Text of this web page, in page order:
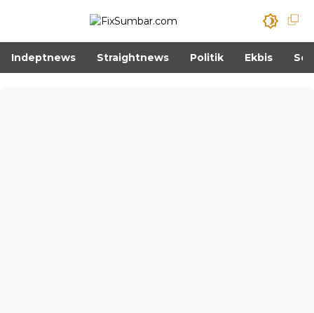
Indeptnews Straightnews Politik Ekbis